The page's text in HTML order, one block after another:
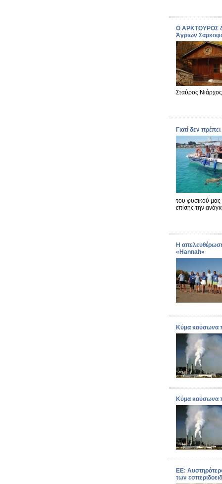
Ο ΑΡΚΤΟΥΡΟΣ
Άγριων
Σταύρος
Γιατί δεν
του φυσικού μας
επίσης την
H
«Hannah»
Κύμα καύσωνα
Κύμα καύσωνα
ΕΕ:
των